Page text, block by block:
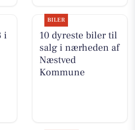
i
BILER
10 dyreste biler til
salg i nærheden af
Næstved
Kommune